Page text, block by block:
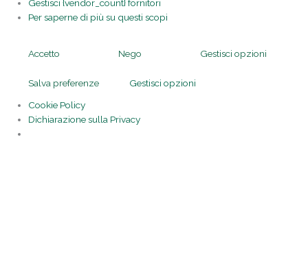
Gestisci {vendor_count} fornitori
Per saperne di più su questi scopi
Accetto Nego Gestisci opzioni
Salva preferenze
Gestisci opzioni
Cookie Policy
Dichiarazione sulla Privacy